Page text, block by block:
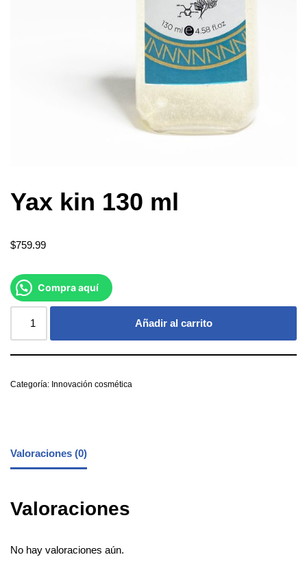
Yax kin 130 ml
$759.99
Compra aquí
Añadir al carrito
Categoría: Innovación cosmética
Valoraciones (0)
Valoraciones
No hay valoraciones aún.